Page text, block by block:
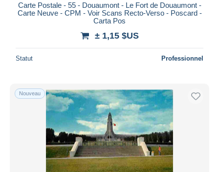
Carte Postale - 55 - Douaumont - Le Fort de Douaumont -
Carte Neuve - CPM - Voir Scans Recto-Verso - Poscard -
Carta Pos
± 1,15 $US
Statut Professionnel
Nouveau